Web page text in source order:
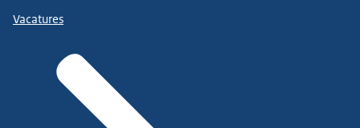
Vacatures